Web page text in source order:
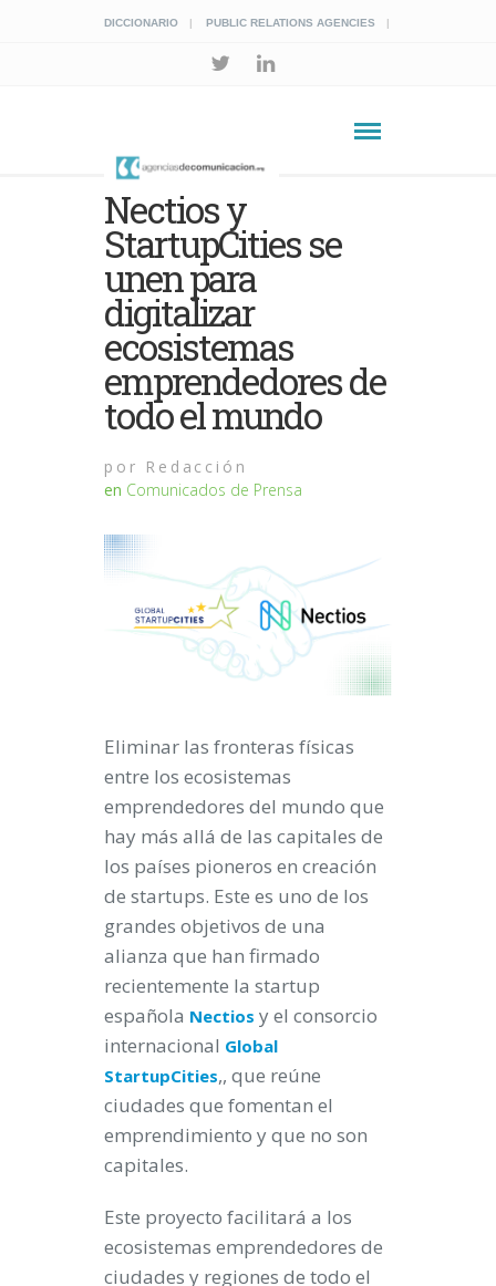
DICCIONARIO PUBLIC RELATIONS AGENCIES
Nectios y
StartupCities se
unen para
digitalizar
ecosistemas
emprendedores de
todo el mundo
por Redacción
en Comunicados de Prensa
Eliminar las fronteras físicas
entre los ecosistemas
emprendedores del mundo que
hay más allá de las capitales de
los países pioneros en creación
de startups. Este es uno de los
grandes objetivos de una
alianza que han firmado
recientemente la startup
española Nectios y el consorcio
internacional Global
StartupCities,, que reúne
ciudades que fomentan el
emprendimiento y que no son
capitales.
Este proyecto facilitará a los
ecosistemas emprendedores de
ciudades y regiones de todo el